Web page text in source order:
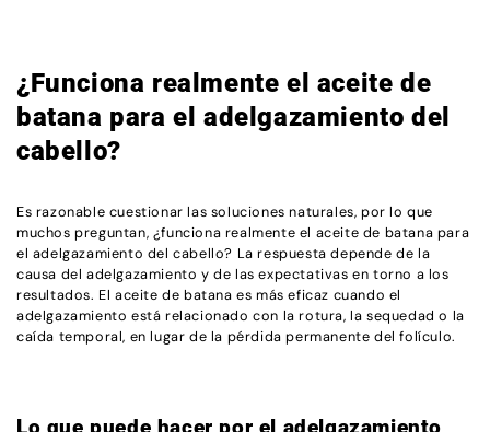
¿Funciona realmente el aceite de
batana para el adelgazamiento del
cabello?
Es razonable cuestionar las soluciones naturales, por lo que
muchos preguntan, ¿funciona realmente el aceite de batana para
el adelgazamiento del cabello? La respuesta depende de la
causa del adelgazamiento y de las expectativas en torno a los
resultados. El aceite de batana es más eficaz cuando el
adelgazamiento está relacionado con la rotura, la sequedad o la
caída temporal, en lugar de la pérdida permanente del folículo.
Lo que puede hacer por el adelgazamiento